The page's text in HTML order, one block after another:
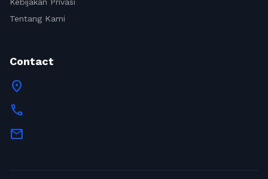
Tentang Kami
Contact
location_on
call
mail